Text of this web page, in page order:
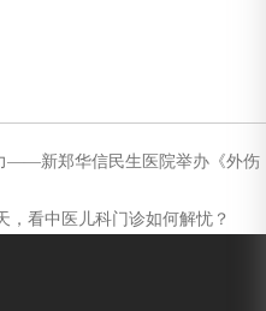
——新郑华信民生医院举办《外伤
，看中医儿科门诊如何解忧？